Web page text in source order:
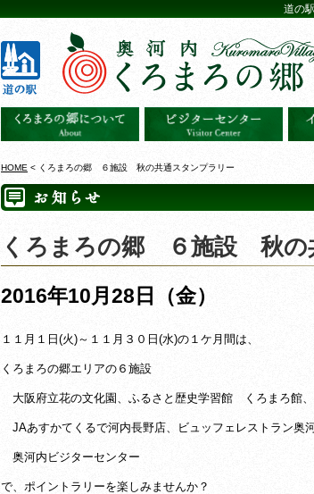
道の
HOME < くろまろの郷 ６施設 秋の共通スタンプラリー
くろまろの郷 ６施設 秋の
2016年10月28日（金）
１１月１日(火)～１１月３０日(水)の１ケ月間は、
くろまろの郷エリアの６施設
大阪府立花の文化園、ふるさと歴史学習館 くろまろ館
JAあすかてくるで河内長野店、ビュッフェレストラン奥
奥河内ビジターセンター
で、ポイントラリーを楽しみませんか？